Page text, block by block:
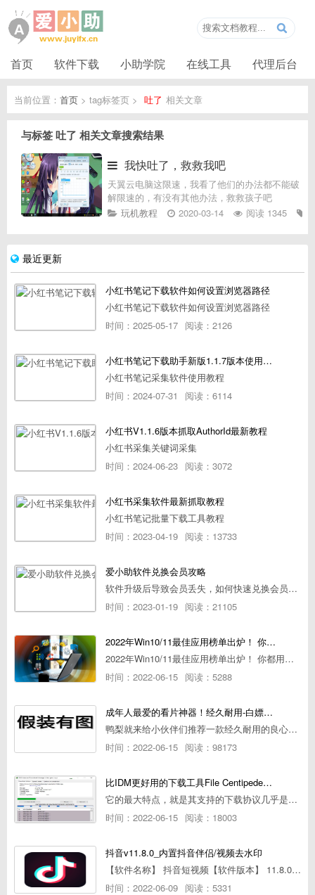
首页 软件下载 小助学院 在线工具 代理后台
当前位置： 首页 > tag标签页 > 吐了 相关文章
与标签吐了 相关文章搜索结果
我快吐了，救救我吧
天翼云电脑这限速，我看了他们的办法都不能破
解限速的，有没有其他办法，救救孩子吧
玩机教程
2020-03-14 阅读 1345
最近更新
小红书笔记下载软件如何设置浏览器路径
小红书笔记下载软件如何设置浏览器路径
时间：2025-05-17 阅读：2126
小红书笔记下载助手新版1.1.7版本使用教程
小红书笔记采集软件使用教程
时间：2024-07-31
阅读：6114
小红书V1.1.6版本抓取AuthorId最新教程
小红书采集关键词采集
时间：2024-06-23 阅读：3072
小红书采集软件最新抓取教程
小红书笔记批量下载工具教程
时间：2023-04-19 阅读：13733
爱小助软件兑换会员攻略
软件升级后导致会员丢失，如何快速兑换会员详细攻略
时间：2023-01-19 阅读：21105
2022年Win10/11最佳应用榜单出炉！ 你都用过几个？
2022年Win10/11最佳应用榜单出炉！ 你都用过几个？
时间：2022-06-15 阅读：5288
成年人最爱的看片神器！经久耐用-白嫖全网资源
鸭梨就来给小伙伴们推荐一款经久耐用的良心播放器，资源齐全无广告，可以放心使用~
时间：2022-06-15 阅读：98173
比IDM更好用的下载工具File Centipede文件蜈蚣-秒杀迅雷-直接飞起！
它的最大特点，就是其支持的下载协议几乎是市面上最全面的，包括HTTP/FTP、BT种子、磁力链接，m3u8流任务（AES-128解密）。
时间：2022-06-15 阅读：18003
抖音v11.8.0_内置抖音伴侣/视频去水印
【软件名称】 抖音短视频【软件版本】 11.8.0【软件大小】 83.74M【是否Root】不需要【测试机型】PCML10 [oppo Reno Ace]【文字介绍】 抖音短视频app是一款很有意思娱
时间：2022-06-09 阅读：5331